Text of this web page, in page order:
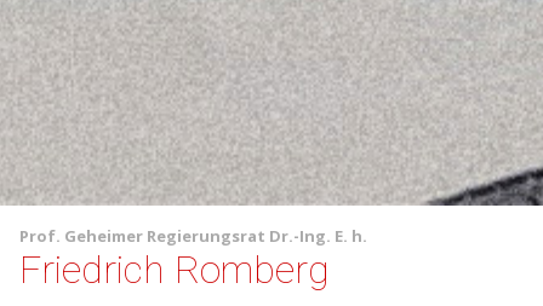
Prof. Geheimer Regierungsrat Dr.-Ing. E. h.
Friedrich Romberg